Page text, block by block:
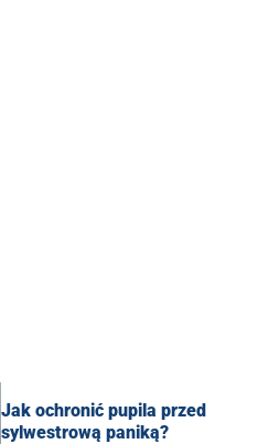
Jak ochronić pupila przed
sylwestrową paniką?